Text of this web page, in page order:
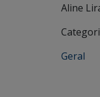
Aline
Geral